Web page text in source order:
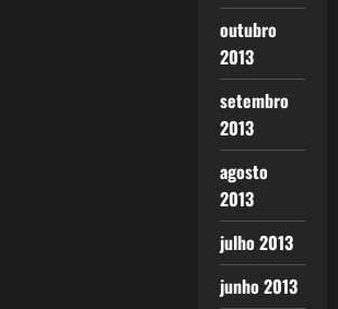
outubro
2013
setembro
2013
agosto
2013
julho 2013
junho 2013